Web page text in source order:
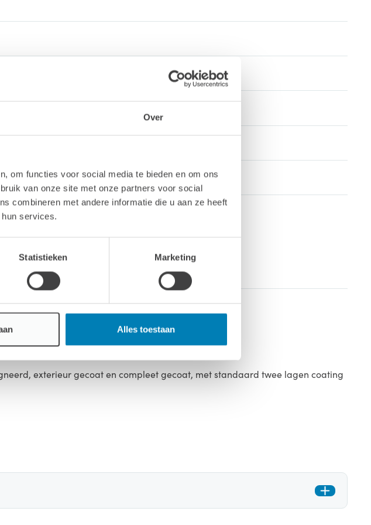
Over
om functies voor social media te bieden en om ons
van onze site met onze partners voor social
combineren met andere informatie die u aan ze heeft
services.
Statistieken Marketing
Alles toestaan
exterieur gecoat en compleet gecoat, met standaard twee lagen coating